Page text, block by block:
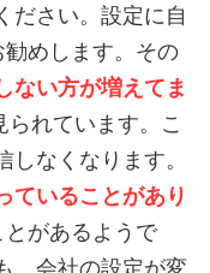
ださい。設定に自
めします。その
ない方が増えてま
れています。こ
なくなります。
ていることがあり
があるようで
、会社の設定が変